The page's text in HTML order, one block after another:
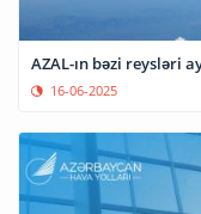
AZAL-ın bəzi reysləri
16-06-2025